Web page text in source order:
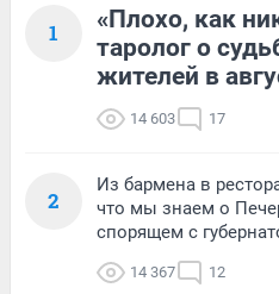
1
«Плохо, как
таролог о
жителей в
14 603 17
2
Из бармена в
что мы знаем о
спорящем с
14 367 12